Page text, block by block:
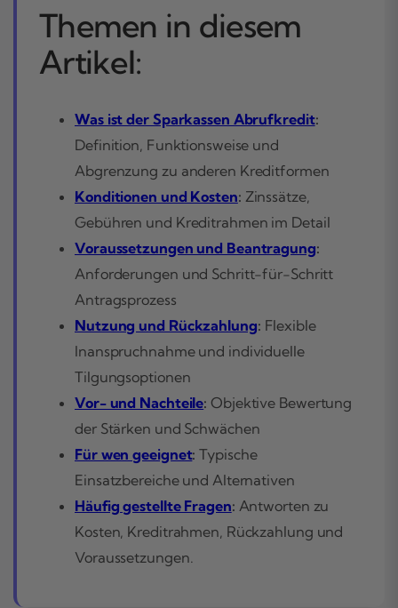
Themen in diesem
Artikel:
Was ist der Sparkassen Abrufkredit:
Definition, Funktionsweise und
Abgrenzung zu anderen Kreditformen
Konditionen und Kosten: Zinssätze,
Gebühren und Kreditrahmen im Detail
Voraussetzungen und Beantragung:
Anforderungen und Schritt-für-Schritt
Antragsprozess
Nutzung und Rückzahlung: Flexible
Inanspruchnahme und individuelle
Tilgungsoptionen
Vor- und Nachteile: Objektive Bewertung
der Stärken und Schwächen
Für wen geeignet: Typische
Einsatzbereiche und Alternativen
Häufig gestellte Fragen: Antworten zu
Kosten, Kreditrahmen, Rückzahlung und
Voraussetzungen.